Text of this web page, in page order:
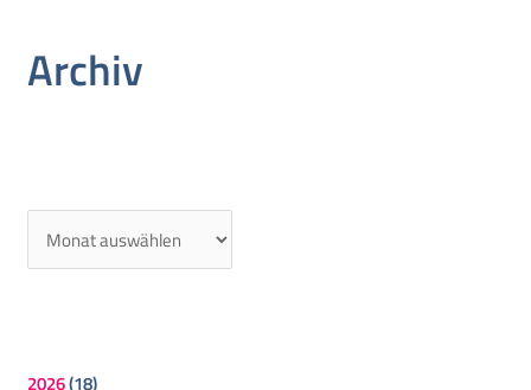
Archiv
2026(18)